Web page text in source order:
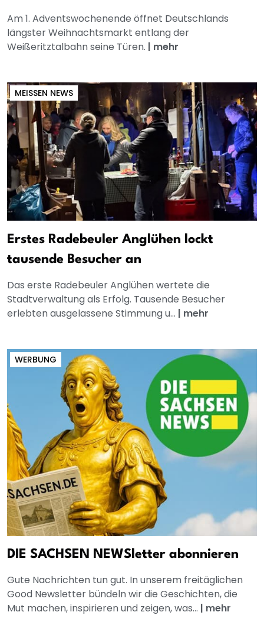
Am 1. Adventswochenende öffnet Deutschlands
längster Weihnachtsmarkt entlang der
Weißeritztalbahn seine Türen. | mehr
MEISSEN NEWS
Erstes Radebeuler Anglühen lockt
tausende Besucher an
Das erste Radebeuler Anglühen wertete die
Stadtverwaltung als Erfolg. Tausende Besucher
erlebten ausgelassene Stimmung u... | mehr
WERBUNG
DIE SACHSEN NEWSletter abonnieren
Gute Nachrichten tun gut. In unserem freitäglichen
Good Newsletter bündeln wir die Geschichten, die
Mut machen, inspirieren und zeigen, was... | mehr